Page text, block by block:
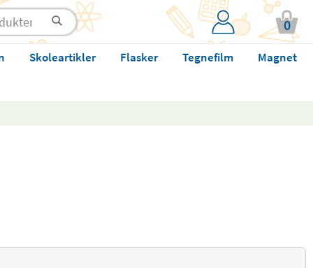
0
Skoleartikler Flasker Tegnefilm Magnet